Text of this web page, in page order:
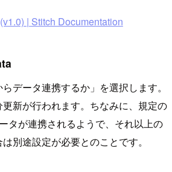
| Stitch Documentation
データ連携するか」を選択します。
新が行われます。ちなみに、規定の
タが連携されるようで、それ以上の
別途設定が必要とのことです。